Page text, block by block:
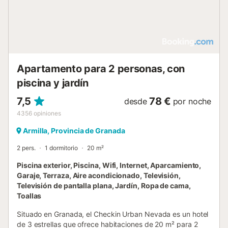
Apartamento para 2 personas, con
piscina y jardín
7,5
4356 opiniones
desde 78 € por noche
Armilla, Provincia de Granada
2 pers. 1 dormitorio 20 m²
Piscina exterior, Piscina, Wifi, Internet, Aparcamiento,
Garaje, Terraza, Aire acondicionado, Televisión,
Televisión de pantalla plana, Jardín, Ropa de cama,
Toallas
Situado en Granada, el Checkin Urban Nevada es un hotel
de 3 estrellas que ofrece habitaciones de 20 m² para 2